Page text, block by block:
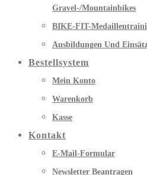
Gravel-/Mountainbikes
BIKE-FIT-
Ausbildungen Und
Bestellsystem
Mein Konto
Warenkorb
Kasse
Kontakt
E-Mail-Formular
Newsletter Beantragen